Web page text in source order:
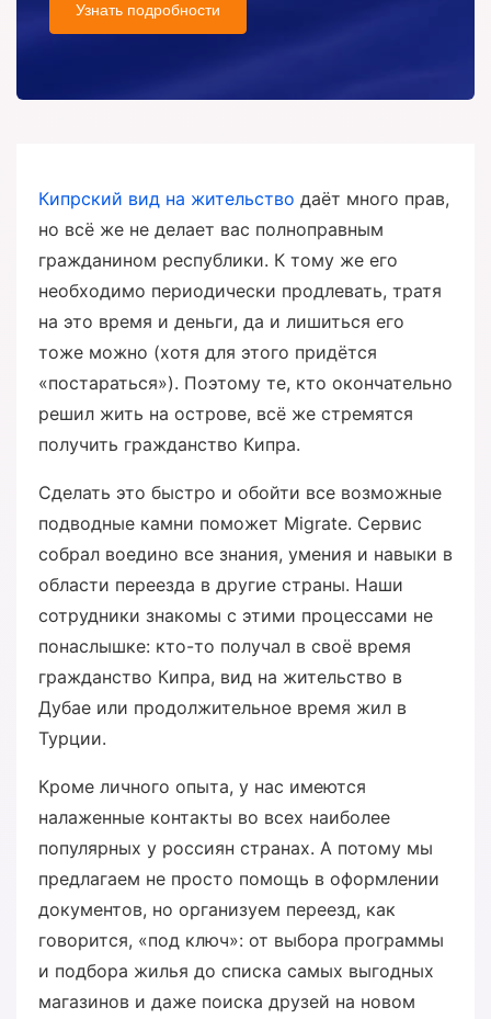
Узнать подробности
Кипрский вид на жительство даёт много прав,
но всё же не делает вас полноправным
гражданином республики. К тому же его
необходимо периодически продлевать, тратя
на это время и деньги, да и лишиться его
тоже можно (хотя для этого придётся
«постараться»). Поэтому те, кто окончательно
решил жить на острове, всё же стремятся
получить гражданство Кипра.
Сделать это быстро и обойти все возможные
подводные камни поможет Migrate. Сервис
собрал воедино все знания, умения и навыки в
области переезда в другие страны. Наши
сотрудники знакомы с этими процессами не
понаслышке: кто-то получал в своё время
гражданство Кипра, вид на жительство в
Дубае или продолжительное время жил в
Турции.
Кроме личного опыта, у нас имеются
налаженные контакты во всех наиболее
популярных у россиян странах. А потому мы
предлагаем не просто помощь в оформлении
документов, но организуем переезд, как
говорится, «под ключ»: от выбора программы
и подбора жилья до списка самых выгодных
магазинов и даже поиска друзей на новом